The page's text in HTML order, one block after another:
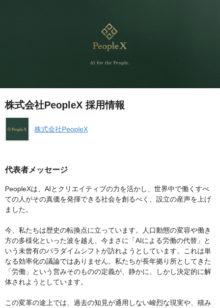
株式会社PeopleX 採用情報
株式会社PeopleX
代表者メッセージ
PeopleXは、AIとクリエイティブの力を活かし、世界中で働くすべ
ての人がその真価を発揮できる社会を創るべく、設立の産声を上げ
ました。
今、私たちは歴史の転換点に立っています。人口動態の変容や働き
方の多様化といった波を越え、今まさに「AIによる労働の代替」と
いう未曾有のパラダイムシフトが訪れようとしています。これは単
なる効率化の議論ではありません。私たちが長年拠り所としてきた
「労働」という営みそのものの定義が、静かに、しかし決定的に解
体されようとしています。
この変革の途上では、過去の知見が通用しない峻烈な現実や、積み